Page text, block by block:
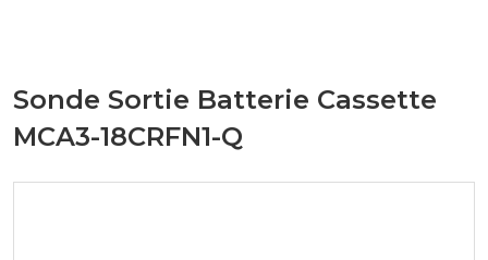
Sonde Sortie Batterie Cassette
MCA3-18CRFN1-Q